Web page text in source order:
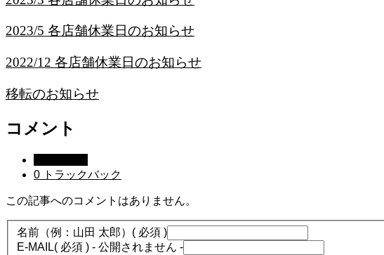
2023/5 各店舗休業日のお知らせ
2022/12 各店舗休業日のお知らせ
移転のお知らせ
コメント
0 トラックバック
この記事へのコメントはありません。
名前（例：山田 太郎） ( 必須 )
E-MAIL( 必須 ) - 公開されません -